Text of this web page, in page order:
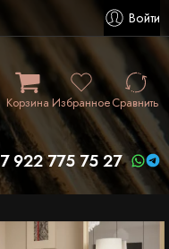
Войти
КорзинаИзбранноеСравнить
922 775 75 27